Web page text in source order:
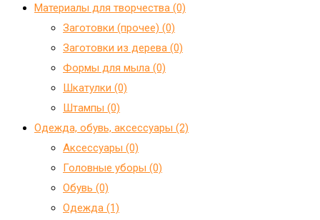
Материалы для творчества (0)
Заготовки (прочее) (0)
Заготовки из дерева (0)
Формы для мыла (0)
Шкатулки (0)
Штампы (0)
Одежда, обувь, аксессуары (2)
Аксессуары (0)
Головные уборы (0)
Обувь (0)
Одежда (1)